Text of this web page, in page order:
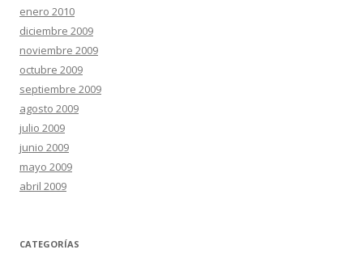
enero 2010
diciembre 2009
noviembre 2009
octubre 2009
septiembre 2009
agosto 2009
julio 2009
junio 2009
mayo 2009
abril 2009
CATEGORÍAS